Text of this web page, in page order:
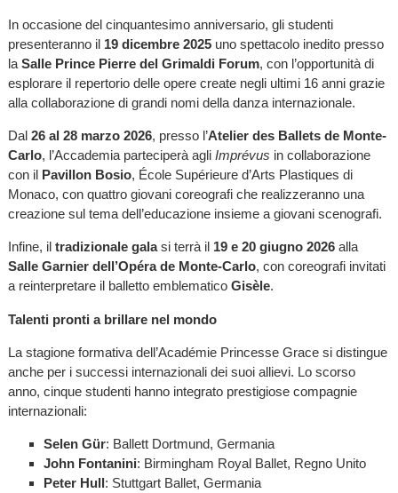
In occasione del cinquantesimo anniversario, gli studenti
presenteranno il 19 dicembre 2025uno spettacolo inedito presso
la Salle Prince Pierre del Grimaldi Forum, con l’opportunità di
esplorare il repertorio delle opere create negli ultimi 16 anni grazie
alla collaborazione di grandi nomi della danza internazionale.
Dal 26 al 28 marzo 2026, presso l’Atelier des Ballets de Monte-
Carlo, l’Accademia parteciperà agli Imprévus in collaborazione
con il Pavillon Bosio, École Supérieure d’Arts Plastiques di
Monaco, con quattro giovani coreografi che realizzeranno una
creazione sul tema dell’educazione insieme a giovani scenografi.
Infine, il tradizionale galasi terrà il 19 e 20 giugno 2026alla
Salle Garnier dell’Opéra de Monte-Carlo, con coreografi invitati
a reinterpretare il balletto emblematico Gisèle.
Talenti pronti a brillare nel mondo
La stagione formativa dell’Académie Princesse Grace si distingue
anche per i successi internazionali dei suoi allievi. Lo scorso
anno, cinque studenti hanno integrato prestigiose compagnie
internazionali:
Selen Gür: Ballett Dortmund, Germania
John Fontanini: Birmingham Royal Ballet, Regno Unito
Peter Hull: Stuttgart Ballet, Germania